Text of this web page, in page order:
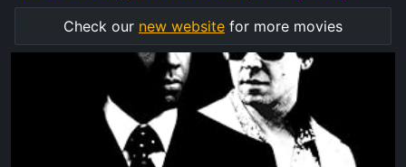
Check our new website for more movies